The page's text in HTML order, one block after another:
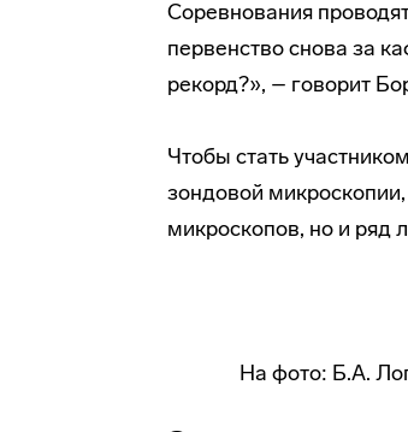
Соревнования
первенство снова за
рекорд?», – говорит
Чтобы стать
зондовой
микроскопов, но и ряд
На фото: Б.А.